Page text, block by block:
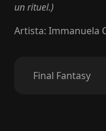
un rituel.)
Artista: Immanuela
Final Fantasy